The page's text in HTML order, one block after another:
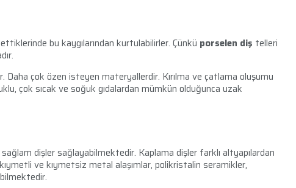
bu kaygılarından kurtulabilirler. Çünkü porselen diş telleri
çok özen isteyen materyallerdir. Kırılma ve çatlama oluşumu
çok sıcak ve soğuk gıdalardan mümkün olduğunca uzak
dişler sağlayabilmektedir. Kaplama dişler farklı altyapılardan
ve kıymetsiz metal alaşımlar, polikristalin seramikler,